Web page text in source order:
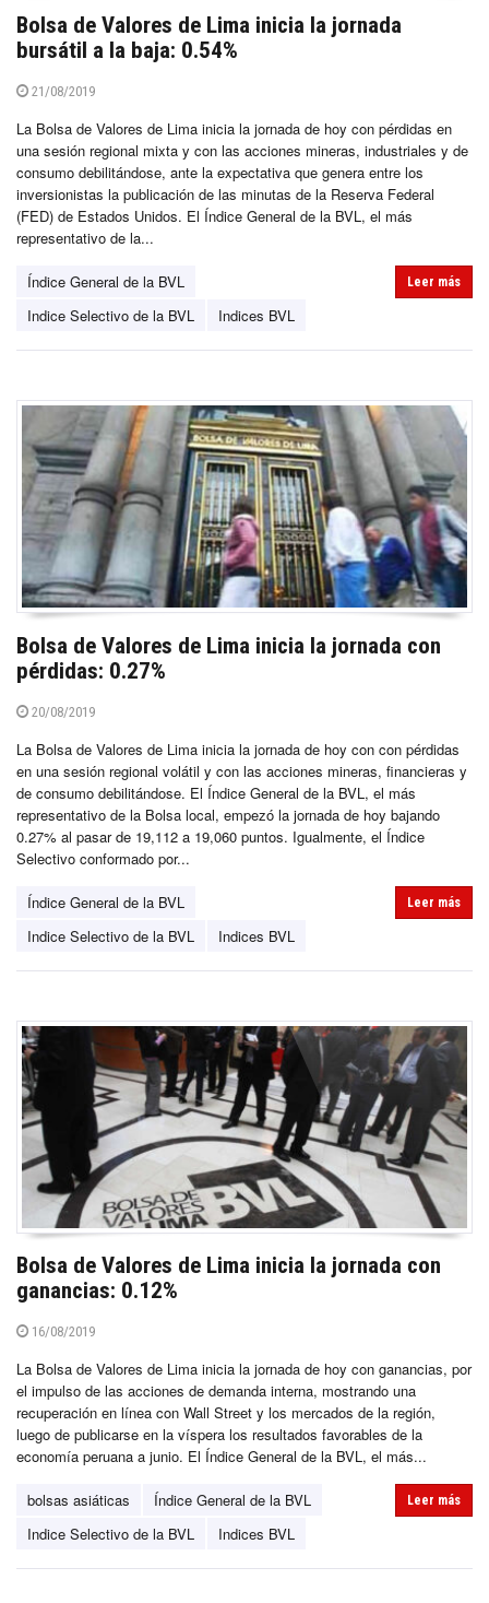
Bolsa de Valores de Lima inicia la jornada
bursátil a la baja: 0.54%
21/08/2019
La Bolsa de Valores de Lima inicia la jornada de hoy con pérdidas en
una sesión regional mixta y con las acciones mineras, industriales y de
consumo debilitándose, ante la expectativa que genera entre los
inversionistas la publicación de las minutas de la Reserva Federal
(FED) de Estados Unidos. El Índice General de la BVL, el más
representativo de la...
Índice General de la BVL
Indice Selectivo de la BVL
Indices BVL
Leer más
Bolsa de Valores de Lima inicia la jornada con
pérdidas: 0.27%
20/08/2019
La Bolsa de Valores de Lima inicia la jornada de hoy con con pérdidas
en una sesión regional volátil y con las acciones mineras, financieras y
de consumo debilitándose. El Índice General de la BVL, el más
representativo de la Bolsa local, empezó la jornada de hoy bajando
0.27% al pasar de 19,112 a 19,060 puntos. Igualmente, el Índice
Selectivo conformado por...
Índice General de la BVL
Indice Selectivo de la BVL
Indices BVL
Leer más
Bolsa de Valores de Lima inicia la jornada con
ganancias: 0.12%
16/08/2019
La Bolsa de Valores de Lima inicia la jornada de hoy con ganancias, por
el impulso de las acciones de demanda interna, mostrando una
recuperación en línea con Wall Street y los mercados de la región,
luego de publicarse en la víspera los resultados favorables de la
economía peruana a junio. El Índice General de la BVL, el más...
bolsas asiáticas
Índice General de la BVL
Indice Selectivo de la BVL
Indices BVL
Leer más